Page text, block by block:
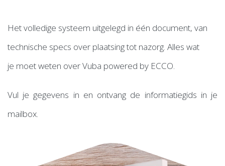
Het volledige systeem uitgelegd in één document, van
technische specs over plaatsing tot nazorg. Alles wat
je moet weten over Vuba powered by ECCO.
Vul je gegevens in en ontvang de informatiegids in je
mailbox.